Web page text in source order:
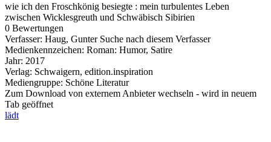
wie ich den Froschkönig besiegte : mein turbulentes Leben
zwischen Wicklesgreuth und Schwäbisch Sibirien
0 Bewertungen
Verfasser: Haug, Gunter Suche nach diesem Verfasser
Medienkennzeichen: Roman: Humor, Satire
Jahr: 2017
Verlag: Schwaigern, edition.inspiration
Mediengruppe: Schöne Literatur
Zum Download von externem Anbieter wechseln - wird in neuem
Tab geöffnet
lädt